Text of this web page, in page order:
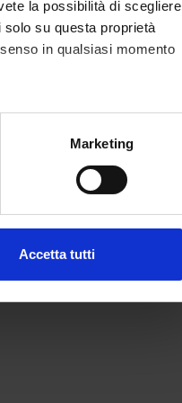
la possibilità di scegliere
su questa proprietà
in qualsiasi momento
metro,
che hai fornito loro o
Marketing
Accetta tutti